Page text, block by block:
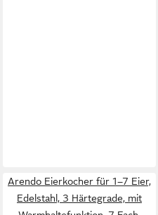
Arendo Eierkocher für 1–7 Eier,
Edelstahl, 3 Härtegrade, mit